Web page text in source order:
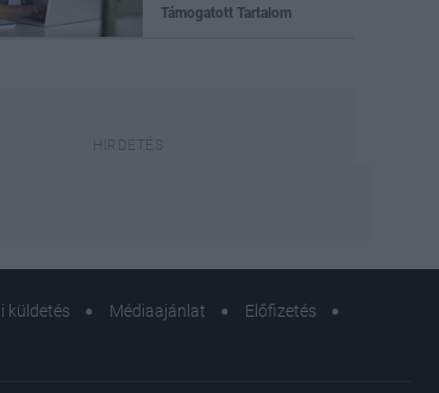
Támogatott Tartalom
küldetés Médiaajánlat
Előfizetés